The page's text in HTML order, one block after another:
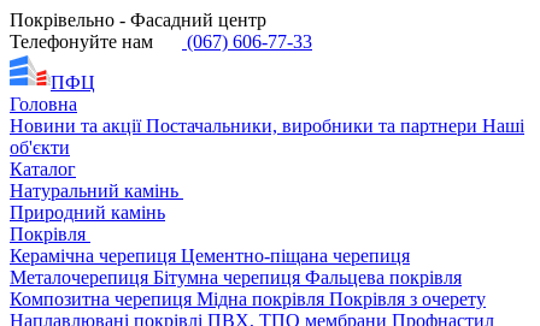
Покрівельно - Фасадний центр
Телефонуйте нам
(067) 606-77-33
ПФЦ
Головна
Новини та акціїПостачальники, виробники та партнери Наші
об'єкти
Каталог
Натуральний камінь
Природний камінь
Покрівля
Керамічна черепиця Цементно-піщана черепиця
Металочерепиця Бітумна черепиця Фальцева покрівля
Композитна черепиця Мідна покрівля Покрівля з очерету
Наплавлювані покрівлі ПВХ, ТПО мембрани Профнастил